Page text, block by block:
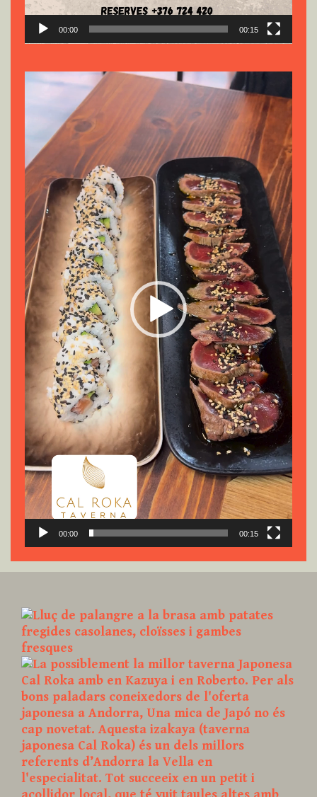
00:00 00:15
Reproductor
00:00 00:15